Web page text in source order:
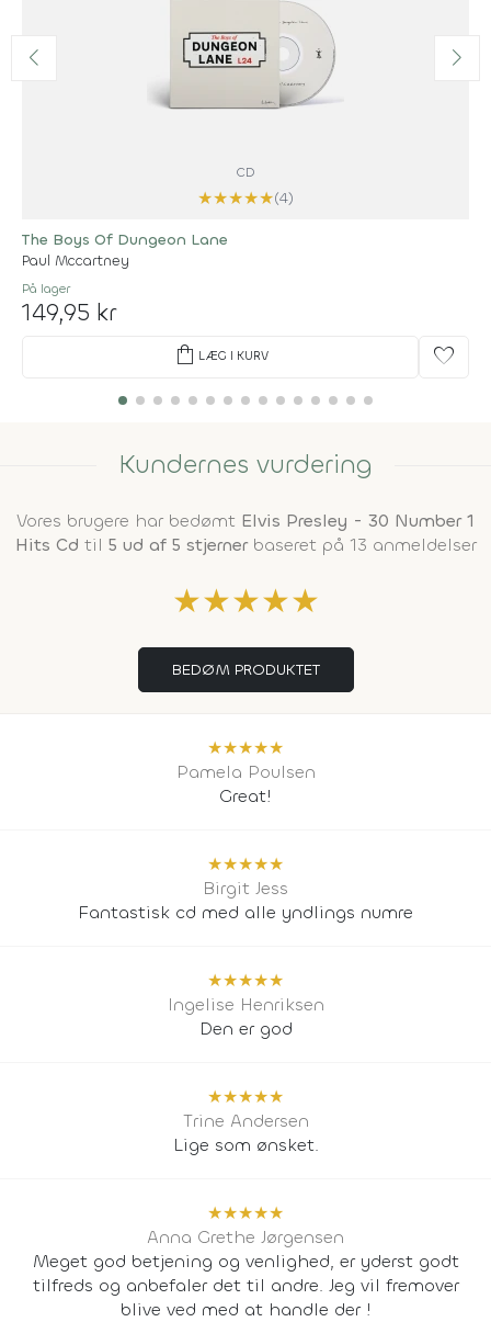
CD
★★★★★(4)
The Boys Of Dungeon Lane
Paul Mccartney
På lager
149,95 kr
shopping_bag LÆG I KURV favorite
Kundernes vurdering
Vores brugere har bedømt Elvis Presley - 30 Number 1
Hits Cd til 5 ud af 5 stjernerbaseret på 13 anmeldelser
★★★★★
BEDØM PRODUKTET
★★★★★
Pamela Poulsen
Great!
★★★★★
Birgit Jess
Fantastisk cd med alle yndlings numre
★★★★★
Ingelise Henriksen
Den er god
★★★★★
Trine Andersen
Lige som ønsket.
★★★★★
Anna Grethe Jørgensen
Meget god betjening og venlighed, er yderst godt
tilfreds og anbefaler det til andre. Jeg vil fremover
blive ved med at handle der !